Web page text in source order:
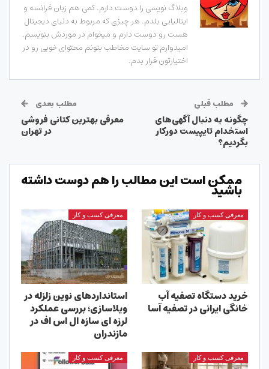
وبلاگ نویسی را دوست دارم. کمی هم زبان فرانسه و
ایتالیایی بلدم. هر چیزی که مربوط به دنیای دیجیتال
هست رو دوست دارم و میخوام در موردش بنویسم.
امیدوارم تو سایت مخاطب بتونم محتوای خوبی رو در
اختیارتون قرار بدم.
مطلب قبلی
چگونه به دنبال آگهی‌های
استخدام تایپیست دورکار
بگردیم؟
مطلب بعدی
معرفی بهترین کتانی فروشی
در تهران
ممکن است این مطالب را هم دوست داشته
باشید
معرفی کسب و کار
خرید دستگاه تصفیه آب
خانگی ایرانی در تصفیه آسا
معرفی کسب و کار
استانداردهای نوین زلزله در
ویلاسازی؛ بررسی عملکرد
لرزه ای سازه ال اس اف در
مازندران
معرفی کسب و کار معرفی کسب و کار